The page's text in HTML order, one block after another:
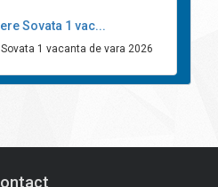
Sovata 1 vac...
1 vacanta de vara 2026